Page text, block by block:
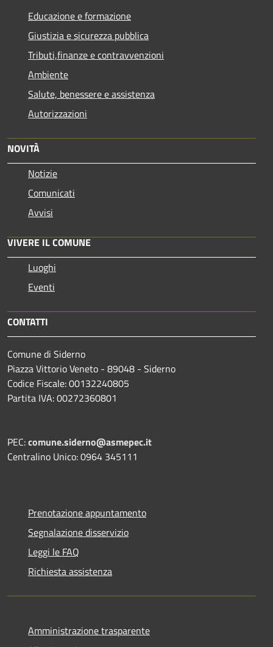
Educazione e formazione
Giustizia e sicurezza pubblica
Tributi,finanze e contravvenzioni
Ambiente
Salute, benessere e assistenza
Autorizzazioni
NOVITÀ
Notizie
Comunicati
Avvisi
VIVERE IL COMUNE
Luoghi
Eventi
CONTATTI
Comune di Siderno
Piazza Vittorio Veneto - 89048 - Siderno
Codice Fiscale: 00132240805
Partita IVA: 00272360801
PEC:comune.siderno@asmepec.it
Centralino Unico: 0964 345111
Prenotazione appuntamento
Segnalazione disservizio
Leggi le FAQ
Richiesta assistenza
Amministrazione trasparente